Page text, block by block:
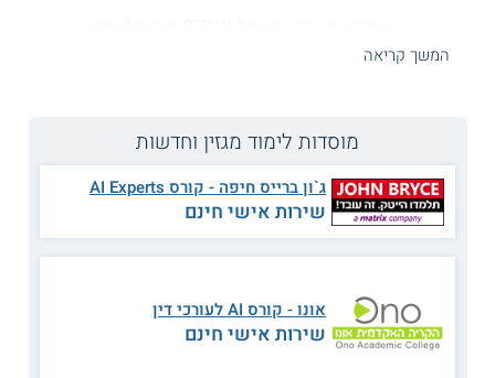
עזרנו גם לך? דרג אותנו:המשך קריאה
מוסדות לימוד מגזין וחדשות
ג`ון ברייס חיפה - קורס AI Experts
שירות אישי חינם
אונו - קורס AI לעורכי דין
שירות אישי חינם